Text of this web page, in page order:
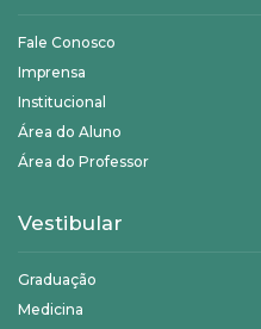
Fale Conosco
Imprensa
Institucional
Área do Aluno
Área do Professor
Vestibular
Graduação
Medicina